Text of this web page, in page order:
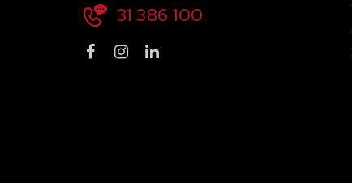
31 386 100